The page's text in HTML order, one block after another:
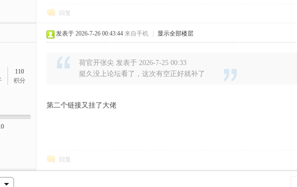
回复
110
积分
发表于 2026-7-26 00:43:44 来自手机 显示全部楼层
荷官开张尖 发表于 2026-7-25 00:33
挺久没上论坛看了，这次有空正好就补了
第二个链接又挂了大佬
回复